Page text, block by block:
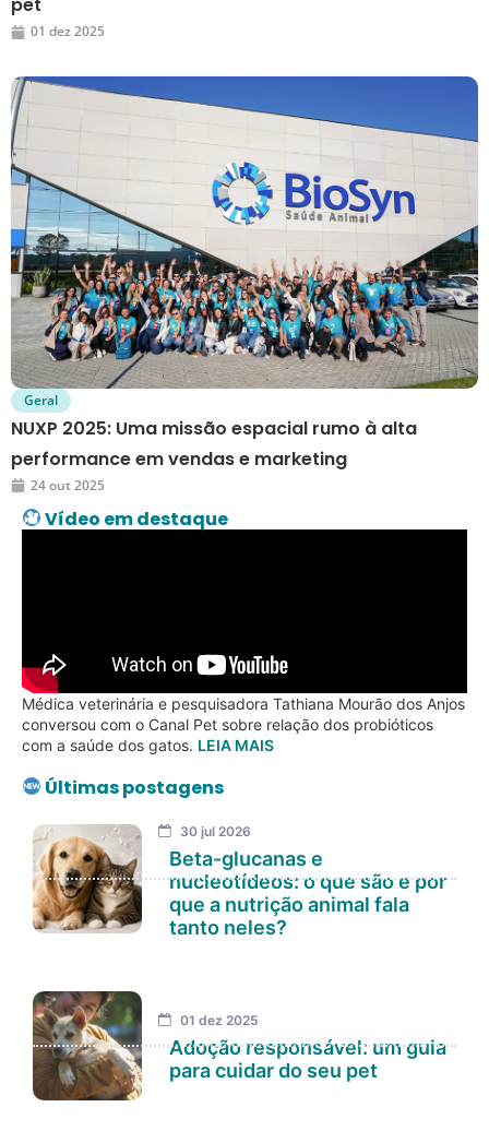
pet
01 dez 2025
Geral
NUXP 2025: Uma missão espacial rumo à alta
performance em vendas e marketing
24 out 2025
Vídeo em destaque
Médica veterinária e pesquisadora Tathiana Mourão dos Anjos
conversou com o Canal Pet sobre relação dos probióticos
com a saúde dos gatos. LEIA MAIS
Últimas postagens
30 jul 2026
Beta-glucanas e
nucleotídeos: o que são e por
que a nutrição animal fala
tanto neles?
01 dez 2025
Adoção responsável: um guia
para cuidar do seu pet